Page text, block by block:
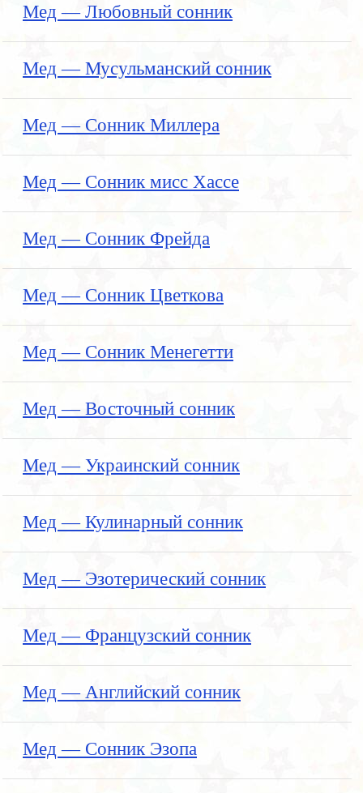
Мед — Любовный сонник
Мед — Мусульманский сонник
Мед — Сонник Миллера
Мед — Сонник мисс Хассе
Мед — Сонник Фрейда
Мед — Сонник Цветкова
Мед — Сонник Менегетти
Мед — Восточный сонник
Мед — Украинский сонник
Мед — Кулинарный сонник
Мед — Эзотерический сонник
Мед — Французский сонник
Мед — Английский сонник
Мед — Сонник Эзопа